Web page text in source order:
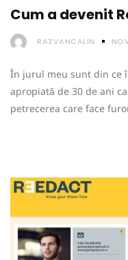
Cum a devenit
RAZVANCALIN
În jurul meu sunt din ce
apropiată de 30 de ani
petrecerea care face